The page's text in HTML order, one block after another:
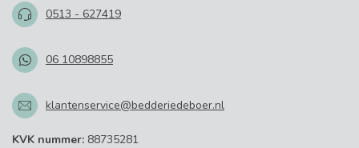
0513 - 627419
06 10898855
klantenservice@bedderiedeboer.nl
KVK nummer: 88735281